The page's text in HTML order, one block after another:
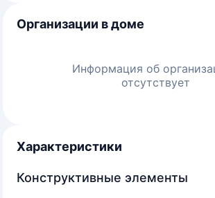
Организации в доме
Информация об
отсутствует
Характеристики
Конструктивные элементы